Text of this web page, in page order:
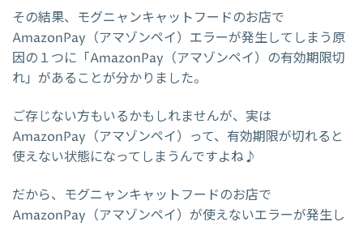
その結果、モグニャンキャットフードのお店で
AmazonPay（アマゾンペイ）エラーが発生してしまう原
因の１つに「AmazonPay（アマゾンペイ）の有効期限切
れ」があることが分かりました。
ご存じない方もいるかもしれませんが、実は
AmazonPay（アマゾンペイ）って、有効期限が切れると
使えない状態になってしまうんですよね♪
だから、モグニャンキャットフードのお店で
AmazonPay（アマゾンペイ）が使えないエラーが発生し